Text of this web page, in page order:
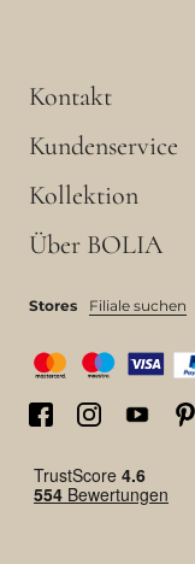
Kontakt
Kundenservice
Kollektion
Über BOLIA
Stores Filiale suchen